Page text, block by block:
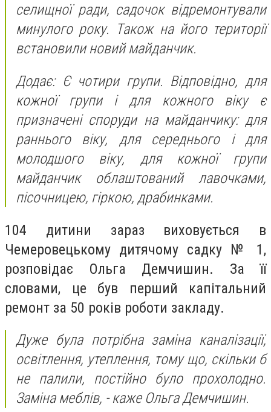
селищної ради, садочок відремонтували
минулого року. Також на його території
встановили новий майданчик.
Додає: Є чотири групи. Відповідно, для
кожної групи і для кожного віку є
призначені споруди на майданчику: для
раннього віку, для середнього і для
молодшого віку, для кожної групи
майданчик облаштований лавочками,
пісочницею, гіркою, драбинками.
104 дитини зараз виховується в
Чемеровецькому дитячому садку № 1,
розповідає Ольга Демчишин. За її
словами, це був перший капітальний
ремонт за 50 років роботи закладу.
Дуже була потрібна заміна каналізації,
освітлення, утеплення, тому що, скільки б
не палили, постійно було прохолодно.
Заміна меблів, - каже Ольга Демчишин.